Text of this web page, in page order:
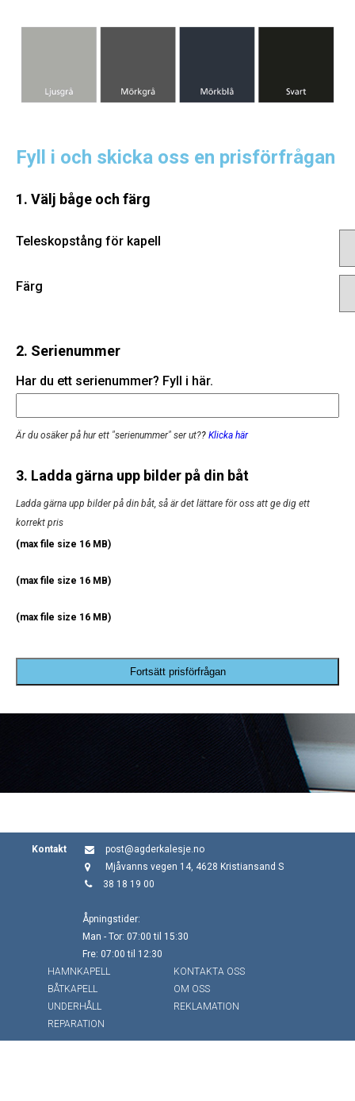
Fyll i och skicka oss en prisförfrågan
1. Välj båge och färg
Teleskopstång för kapell
Färg
2. Serienummer
Har du ett serienummer? Fyll i här.
Är du osäker på hur ett "serienummer" ser ut?? Klicka här
3. Ladda gärna upp bilder på din båt
Ladda gärna upp bilder på din båt, så är det lättare för oss att ge dig ett
korrekt pris
(max file size 16 MB)
(max file size 16 MB)
(max file size 16 MB)
Fortsätt prisförfrågan
Kontakt
post@agderkalesje.no
Mjåvanns vegen 14, 4628 Kristiansand S
38 18 19 00
Åpningstider:
Man - Tor: 07:00 til 15:30
Fre: 07:00 til 12:30
HAMNKAPELL
BÅTKAPELL
UNDERHÅLL
REPARATION
KONTAKTA OSS
OM OSS
REKLAMATION